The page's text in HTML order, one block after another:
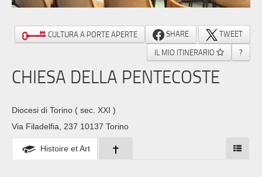
CULTURA A PORTE APERTE SHARE
TWEET
IL MIO ITINERARIO
?
CHIESA DELLA PENTECOSTE
Diocesi di Torino ( sec. XXI )
Via Filadelfia, 237 10137 Torino
Histoire et Art